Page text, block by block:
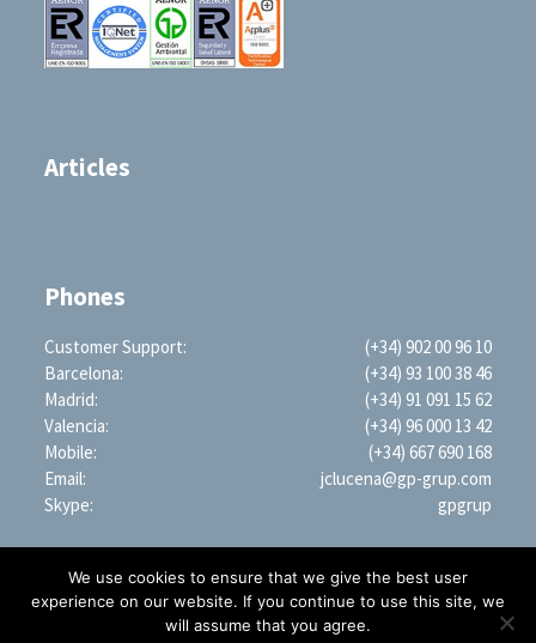
Articles
Phones
Customer Support:
(+34) 902 00 96 10
Barcelona:
(+34) 93 100 38 46
Madrid:
(+34) 91 091 15 62
Valencia:
(+34) 96 000 13 42
Mobile:
(+34) 667 690 168
Email:
jclucena@gp-grup.com
Skype:
gpgrup
PROFESSIONAL SEARCH ENGINE WORLDWIDE (LLC)
We use cookies to ensure that we give the best user
experience on our website. If you continue to use this site, we
will assume that you agree.